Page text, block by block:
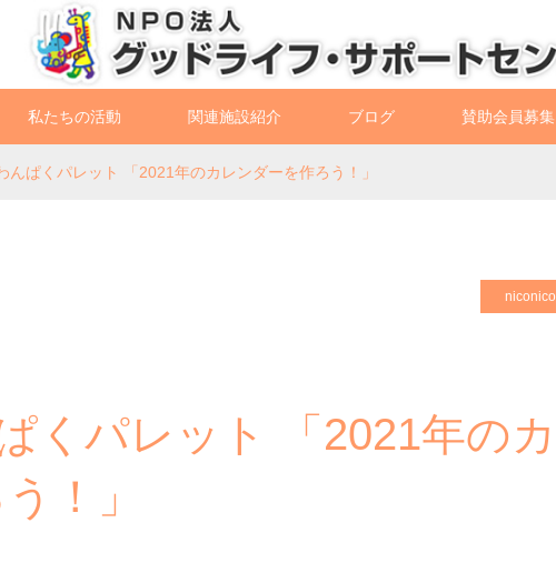
私たちの活動 関連施設紹介 ブログ 賛助会員募集
ぱくパレット 「2021年のカレンダーを作ろう！」
niconico
パレット 「2021年のカ
！」